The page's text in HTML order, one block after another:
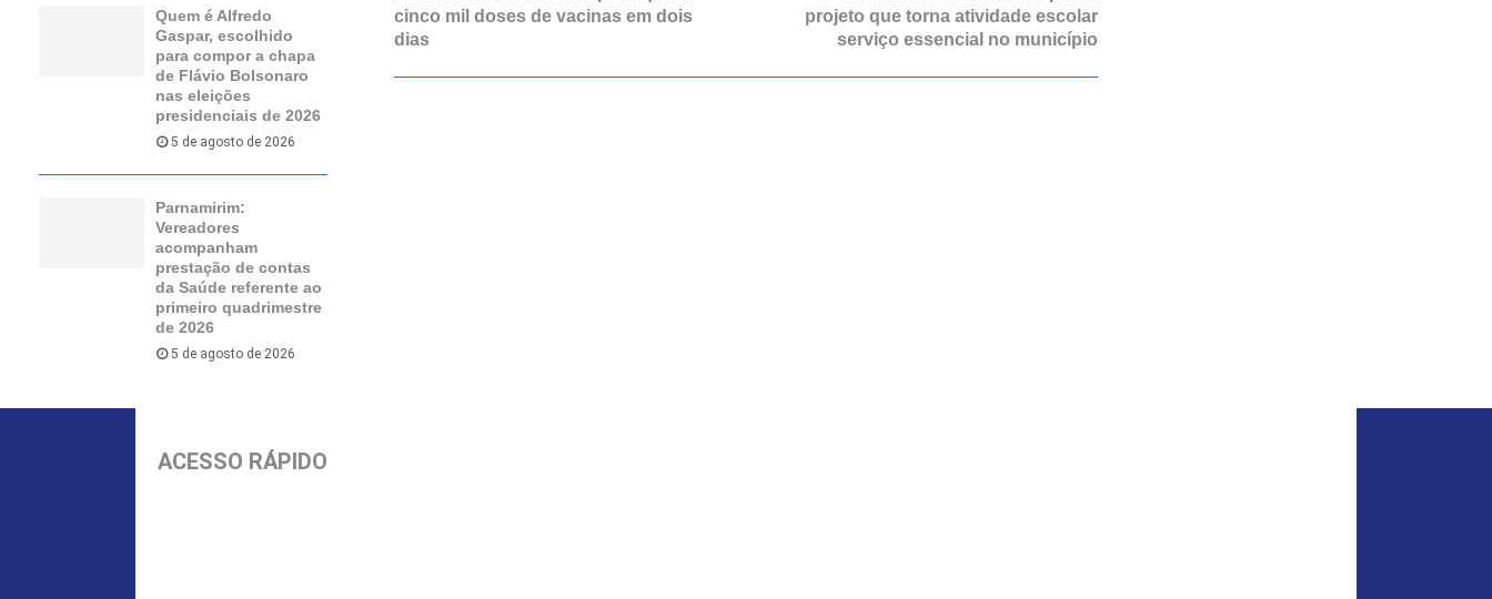
cinco mil doses de vacinas em dois
dias
projeto que torna atividade escolar
serviço essencial no município
Quem é Alfredo
Gaspar, escolhido
para compor a chapa
de Flávio Bolsonaro
nas eleições
presidenciais de 2026
5 de agosto de 2026
Parnamirim:
Vereadores
acompanham
prestação de contas
da Saúde referente ao
primeiro quadrimestre
de 2026
5 de agosto de 2026
ACESSO RÁPIDO